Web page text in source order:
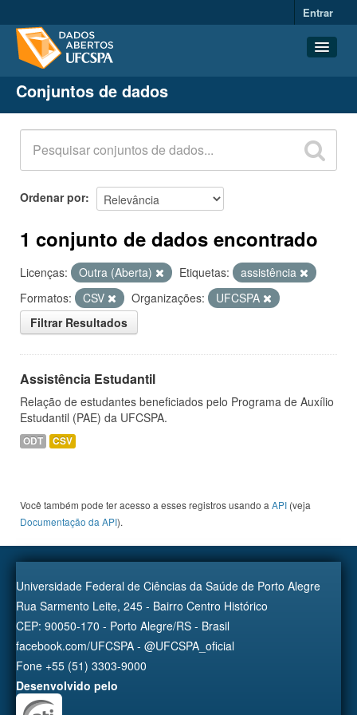
Entrar
Conjuntos de dados
Organizações
Grupos
Sobre
Conjuntos de dados
Ordenar por
1 conjunto de dados encontrado
Licenças: Outra (Aberta) Etiquetas:
assistência
Formatos:
CSV Organizações:
UFCSPA
Filtrar Resultados
Assistência Estudantil
Relação de estudantes beneficiados pelo Programa de Auxílio
Estudantil (PAE) da UFCSPA.
ODT CSV
Você também pode ter acesso a esses registros usando a API (veja
Documentação da API).
Universidade Federal de Ciências da Saúde de Porto Alegre
Rua Sarmento Leite, 245 - Bairro Centro Histórico
CEP: 90050-170 - Porto Alegre/RS - Brasil
facebook.com/UFCSPA - @UFCSPA_oficial
Fone +55 (51) 3303-9000
Desenvolvido pelo